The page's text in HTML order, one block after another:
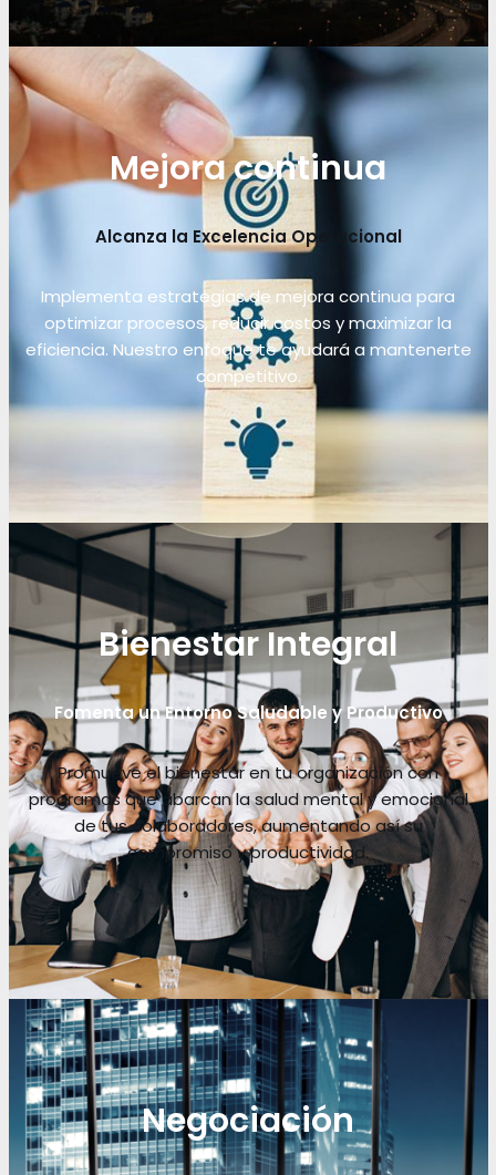
Mejora continua
Alcanza la Excelencia Operacional
Implementa estrategias de mejora continua para
optimizar procesos, reducir costos y maximizar la
eficiencia. Nuestro enfoque te ayudará a mantenerte
competitivo.
Bienestar Integral
Fomenta un Entorno Saludable y Productivo
Promueve el bienestar en tu organización con
programas que abarcan la salud mental y emocional
de tus colaboradores, aumentando así su
compromiso y productividad.
Negociación